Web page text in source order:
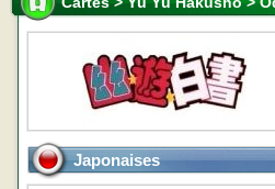
Japonaises